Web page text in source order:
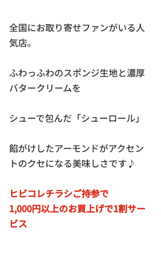
全国にお取り寄せファンがいる人
気店。
ふわっふわのスポンジ生地と濃厚
バタークリームを
シューで包んだ「シューロール」
餡がけしたアーモンドがアクセン
トのクセになる美味しさです♪
ヒビコレチラシご持参で
1,000円以上のお買上げで1割サー
ビス